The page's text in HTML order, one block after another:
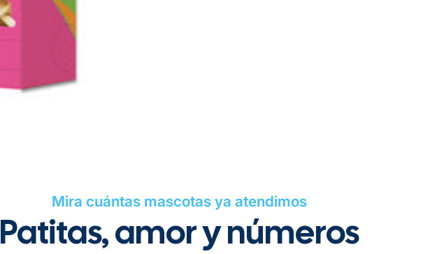
Gratis en compras de $599 o más
Mira cuántas mascotas ya atendimos
Patitas, amor y números